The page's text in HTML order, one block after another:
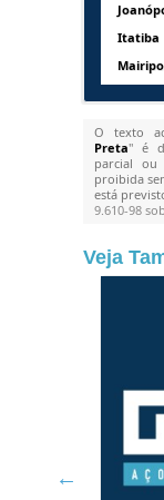
Itatiba
O texto
Preta" é
parcial ou
proibida
está
9.610-98
Veja